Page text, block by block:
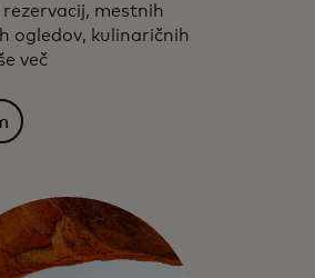
mestnih
ogledov, kulinaričnih
več